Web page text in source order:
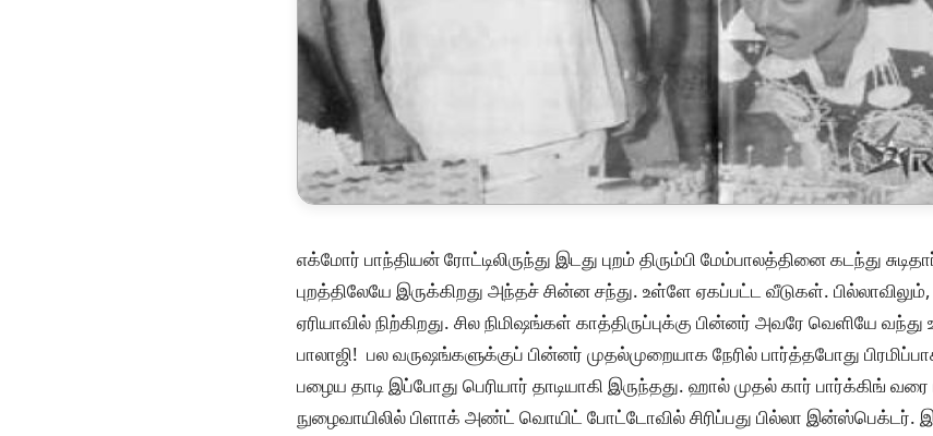
எக்மோர் பாந்தியன் ரோட்டிலிருந்து இடது புறம் திரும்பி மேம்பாலத்தினை கடந்து
புறத்திலேயே இருக்கிறது அந்தச் சின்ன சந்து. உள்ளே ஏகப்பட்ட வீடுகள்.
ஏரியாவில் நிற்கிறது. சில நிமிஷங்கள் காத்திருப்புக்கு பின்னர் அவரே வெளியே
பாலாஜி! பல வருஷங்களுக்குப் பின்னர் முதல்முறையாக நேரில் பார்த்தபோது
பழைய தாடி இப்போது பெரியார் தாடியாகி இருந்தது. ஹால் முதல் கார் பார்க்கிங்
நுழைவாயிலில் பிளாக் அண்ட் வொயிட் போட்டோவில் சிரிப்பது பில்லா